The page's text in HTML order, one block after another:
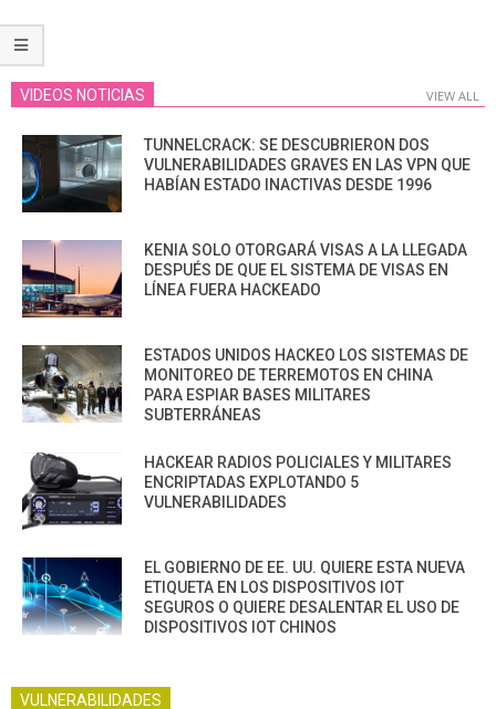
VIDEOS NOTICIAS VIEW ALL
TUNNELCRACK: SE DESCUBRIERON DOS
VULNERABILIDADES GRAVES EN LAS VPN QUE
HABÍAN ESTADO INACTIVAS DESDE 1996
KENIA SOLO OTORGARÁ VISAS A LA LLEGADA
DESPUÉS DE QUE EL SISTEMA DE VISAS EN
LÍNEA FUERA HACKEADO
ESTADOS UNIDOS HACKEO LOS SISTEMAS DE
MONITOREO DE TERREMOTOS EN CHINA
PARA ESPIAR BASES MILITARES
SUBTERRÁNEAS
HACKEAR RADIOS POLICIALES Y MILITARES
ENCRIPTADAS EXPLOTANDO 5
VULNERABILIDADES
EL GOBIERNO DE EE. UU. QUIERE ESTA NUEVA
ETIQUETA EN LOS DISPOSITIVOS IOT
SEGUROS O QUIERE DESALENTAR EL USO DE
DISPOSITIVOS IOT CHINOS
VULNERABILIDADES